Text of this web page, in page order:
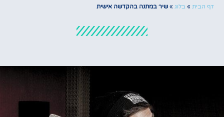
דף הבית » בלוג » שיר במתנה בהקדשה אישית